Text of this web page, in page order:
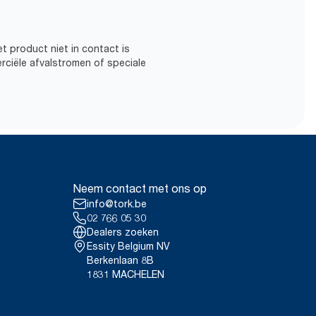
product niet in contact is
afvalstromen of speciale
Neem contact met ons op
info@tork.be
02 766 05 30
Dealers zoeken
Essity Belgium NV
Berkenlaan 8B
1831 MACHELEN